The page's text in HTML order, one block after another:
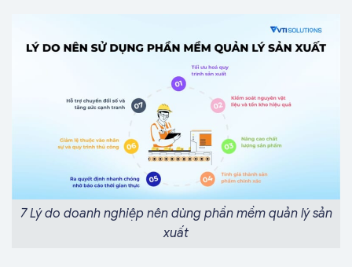
7 Lý do doanh nghiệp nên dùng phần mềm quản lý sản
xuất